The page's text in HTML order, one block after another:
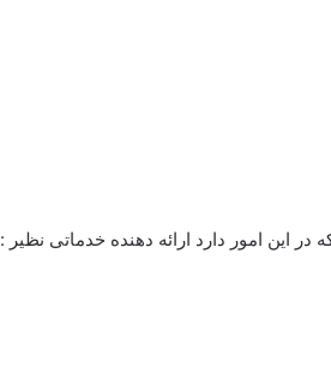
در این امور دارد ارائه دهنده خدماتی نظیر :